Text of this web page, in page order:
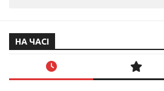
НА ЧАСІ